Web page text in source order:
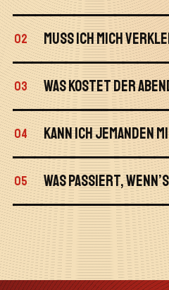
02 MUSS ICH MICH
03 WAS KOSTET DER
04 KANN ICH JEMANDEN
05 WAS PASSIERT,